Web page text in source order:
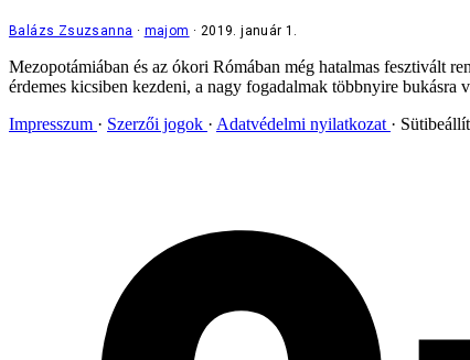
Balázs Zsuzsanna majom 2019. január 1.
Mezopotámiában és az ókori Rómában még hatalmas fesztivált
érdemes kicsiben kezdeni, a nagy fogadalmak többnyire bukásra
Impresszum
Szerzői jogok Adatvédelmi nyilatkozat